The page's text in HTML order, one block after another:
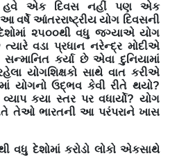
હવે એક દિવસ નહીં પણ એક
આંતરરાષ્ટ્રીય યોગ દિવસની
૨૫૦૦થી વધુ જગ્યાએ યોગ
વડા પ્રધાન નરેન્દ્ર મોદીએ
કર્યા છે એવા દુનિયામાં
યોગશિક્ષકો સાથે વાત કરીએ
યોગનો ઉદ્ભવ કેવી રીતે થયો?
કયા સ્તર પર વધાર્યો? યોગ
તેઓ ભારતની આ પરંપરાને ખાસ
વધુ દેશોમાં કરોડો લોકો એકસાથે